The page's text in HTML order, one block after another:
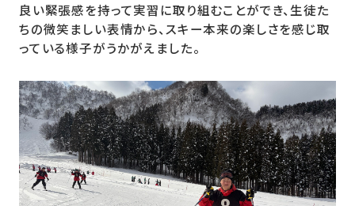
良い緊張感を持って実習に取り組むことができ、生徒た
ちの微笑ましい表情から、スキー本来の楽しさを感じ取
っている様子がうかがえました。